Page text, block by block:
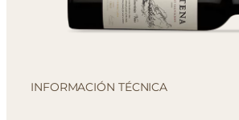
INFORMACIÓN TÉCNICA